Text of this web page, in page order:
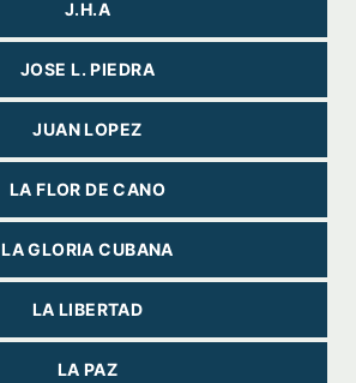
J.H.A
JOSE L. PIEDRA
JUAN LOPEZ
LA FLOR DE CANO
LA GLORIA CUBANA
LA LIBERTAD
LA PAZ